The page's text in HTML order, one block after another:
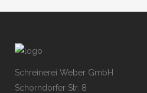
Schreinerei Weber GmbH
Schorndorfer Str. 8